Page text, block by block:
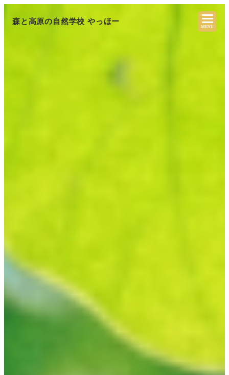
森と高原の自然学校 やっほー
MENU